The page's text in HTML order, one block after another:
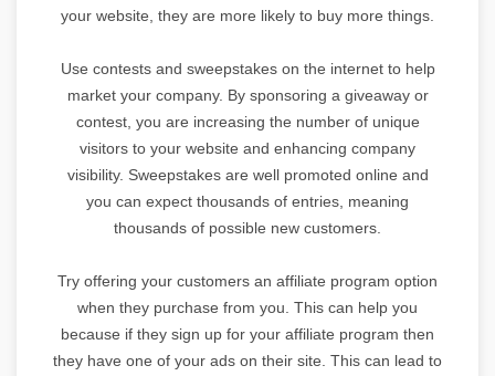
your website, they are more likely to buy more things.
Use contests and sweepstakes on the internet to help
market your company. By sponsoring a giveaway or
contest, you are increasing the number of unique
visitors to your website and enhancing company
visibility. Sweepstakes are well promoted online and
you can expect thousands of entries, meaning
thousands of possible new customers.
Try offering your customers an affiliate program option
when they purchase from you. This can help you
because if they sign up for your affiliate program then
they have one of your ads on their site. This can lead to